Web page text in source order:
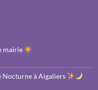
mairie
à Aigaliers